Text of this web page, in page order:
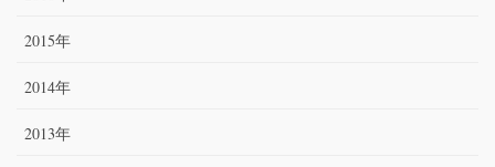
2015年
2014年
2013年